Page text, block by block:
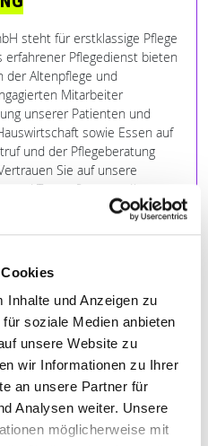
Inhalte und Anzeigen zu
soziale Medien anbieten
unsere Website zu
wir Informationen zu Ihrer
an unsere Partner für
Analysen weiter. Unsere
möglicherweise mit
steht für erstklassige Pflege
erfahrener Pflegedienst bieten
der Altenpflege und
Mitarbeiter
unserer Patienten und
sowie Essen auf
und der Pflegeberatung
Sie auf unsere
Tagespflege, um Ihre
Besuchen Sie uns online, um
Leistungen zu erfahren.